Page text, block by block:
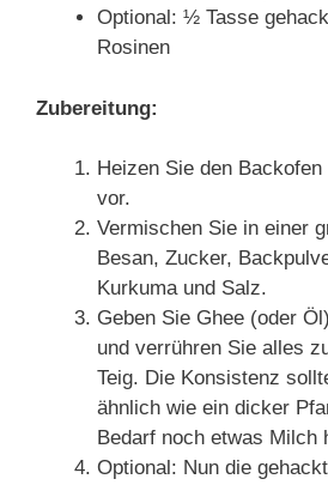
Optional: ½ Tasse
Rosinen
Zubereitung:
Heizen Sie den
vor.
Vermischen Sie in einer
Besan, Zucker,
Kurkuma und Salz.
Geben Sie Ghee (oder
und verrühren Sie alles
Teig. Die Konsistenz
ähnlich wie ein dicker
Bedarf noch etwas Milch
Optional: Nun die